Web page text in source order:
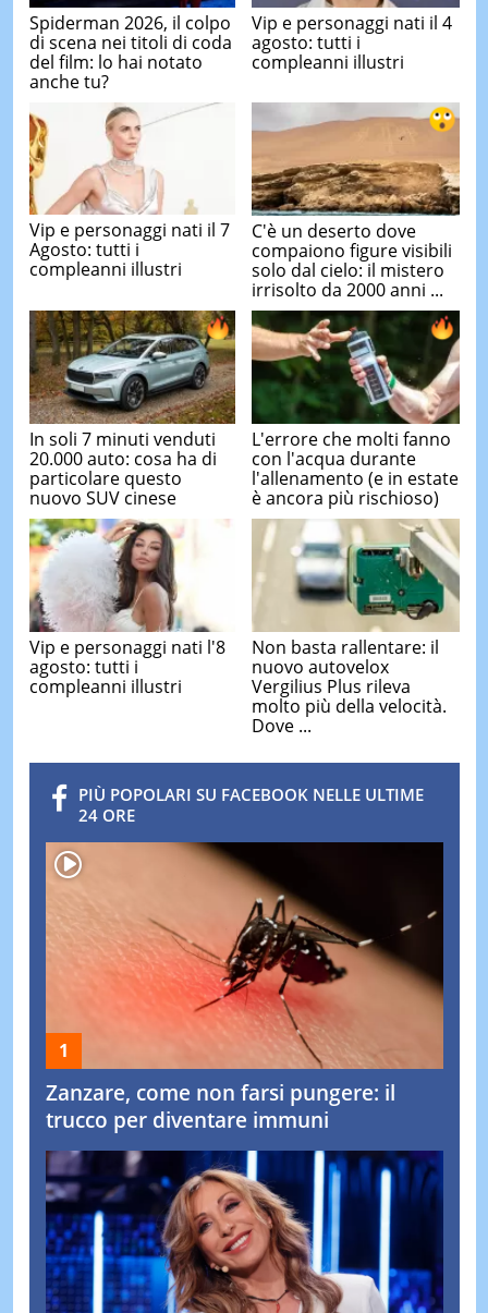
Spiderman 2026, il colpo
di scena nei titoli di coda
del film: lo hai notato
anche tu?
Vip e personaggi nati il 4
agosto: tutti i
compleanni illustri
Vip e personaggi nati il 7
Agosto: tutti i
compleanni illustri
C'è un deserto dove
compaiono figure visibili
solo dal cielo: il mistero
irrisolto da 2000 anni ...
In soli 7 minuti venduti
20.000 auto: cosa ha di
particolare questo
nuovo SUV cinese
L'errore che molti fanno
con l'acqua durante
l'allenamento (e in estate
è ancora più rischioso)
Vip e personaggi nati l'8
agosto: tutti i
compleanni illustri
Non basta rallentare: il
nuovo autovelox
Vergilius Plus rileva
molto più della velocità.
Dove ...
PIÙ POPOLARI SU FACEBOOK NELLE ULTIME
24 ORE
Zanzare, come non farsi pungere: il
trucco per diventare immuni